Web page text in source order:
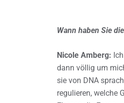
Wann haben Sie
Nicole Amberg:
dann völlig um
sie von DNA
regulieren, welche